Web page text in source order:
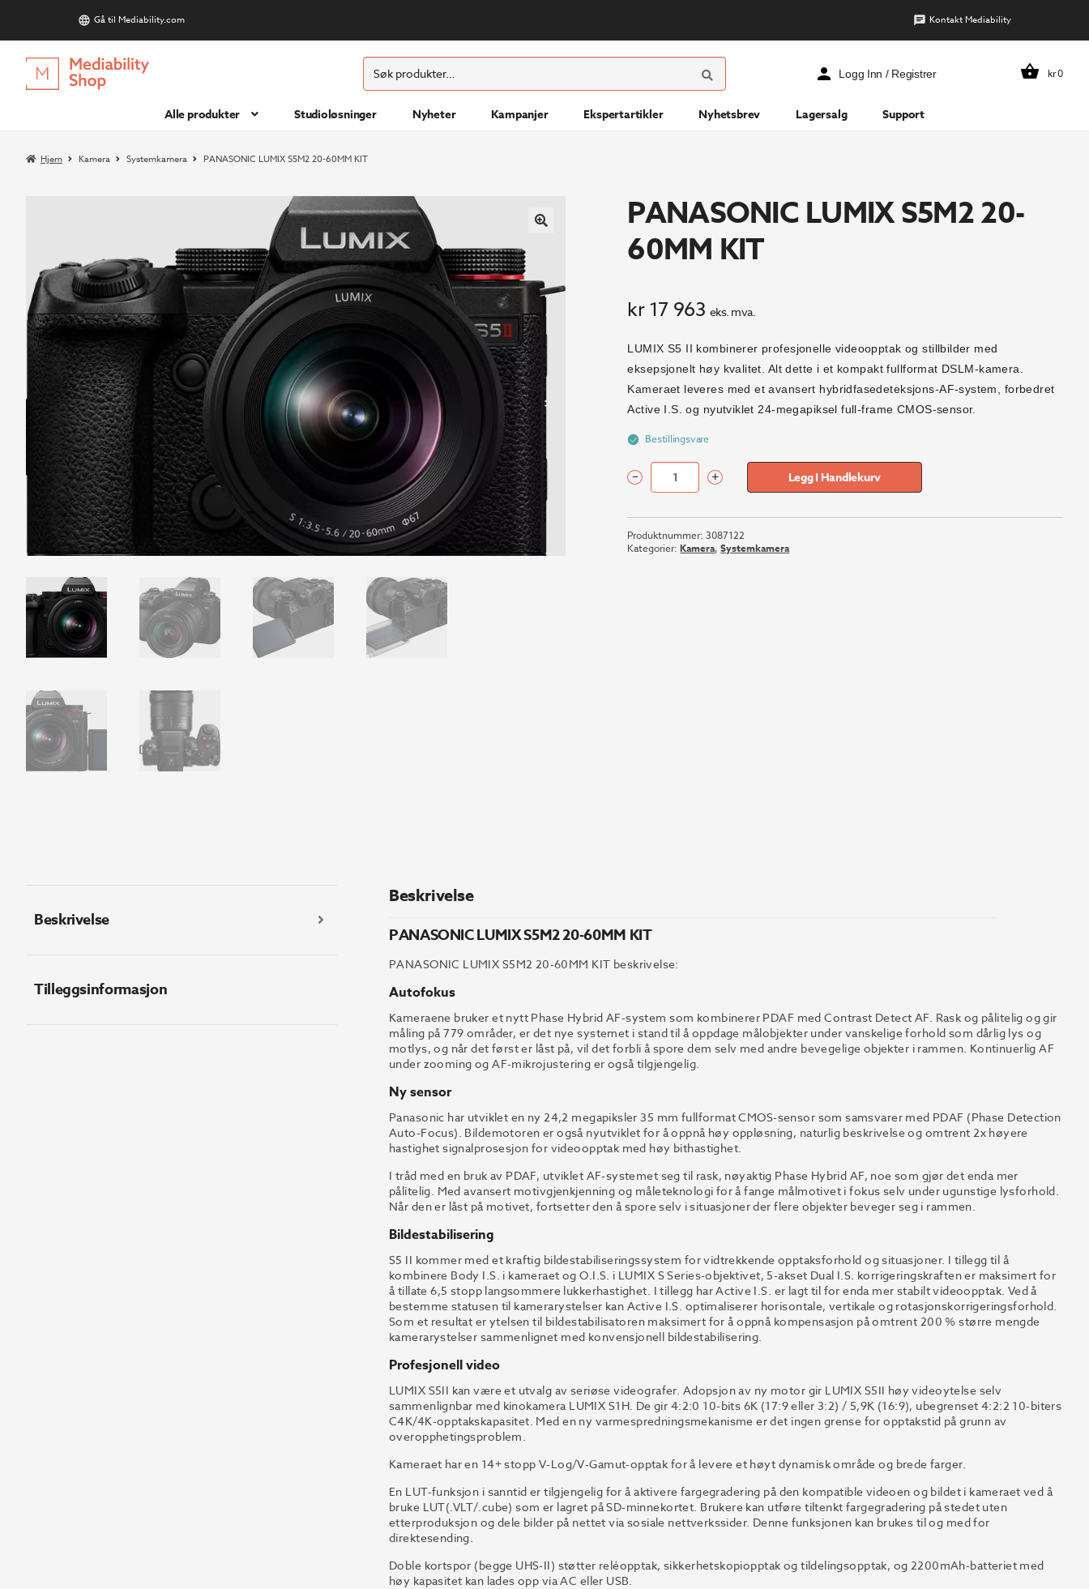
Gå til Mediability.com Kontakt Mediability
Hopp
til
Hopp
til
Søk
etter:
SØK
Logg Inn / Registrer kr0
Alle produkter Studioløsninger Nyheter Kampanjer Ekspertartikler Nyhetsbrev Lagersalg Support
Hjem Kamera Systemkamera PANASONIC LUMIX S5M2 20-60MM KIT
PANASONIC LUMIX S5M2 20-
60MM KIT
kr17 963 eks. mva.
LUMIX S5 II kombinerer profesjonelle videoopptak og stillbilder med
eksepsjonelt høy kvalitet. Alt dette i et kompakt fullformat DSLM-kamera.
Kameraet leveres med et avansert hybridfasedeteksjons-AF-system, forbedret
Active I.S. og nyutviklet 24-megapiksel full-frame CMOS-sensor.
Bestillingsvare
PANASONIC
S5M2
20-
60MM
– + Legg I Handlekurv
Produktnummer:3087122
Kategorier:Kamera,Systemkamera
Beskrivelse
Tilleggsinformasjon
Beskrivelse
PANASONIC LUMIX S5M2 20-60MM KIT
PANASONIC LUMIX S5M2 20-60MM KIT beskrivelse:
Autofokus
Kameraene bruker et nytt Phase Hybrid AF-system som kombinerer PDAF med Contrast Detect AF. Rask og pålitelig og gir
måling på 779 områder, er det nye systemet i stand til å oppdage målobjekter under vanskelige forhold som dårlig lys og
motlys, og når det først er låst på, vil det forbli å spore dem selv med andre bevegelige objekter i rammen. Kontinuerlig AF
under zooming og AF-mikrojustering er også tilgjengelig.
Ny sensor
Panasonic har utviklet en ny 24,2 megapiksler 35 mm fullformat CMOS-sensor som samsvarer med PDAF (Phase Detection
Auto-Focus). Bildemotoren er også nyutviklet for å oppnå høy oppløsning, naturlig beskrivelse og omtrent 2x høyere
hastighet signalprosesjon for videoopptak med høy bithastighet.
I tråd med en bruk av PDAF, utviklet AF-systemet seg til rask, nøyaktig Phase Hybrid AF, noe som gjør det enda mer
pålitelig. Med avansert motivgjenkjenning og måleteknologi for å fange målmotivet i fokus selv under ugunstige lysforhold.
Når den er låst på motivet, fortsetter den å spore selv i situasjoner der flere objekter beveger seg i rammen.
Bildestabilisering
S5 II kommer med et kraftig bildestabiliseringssystem for vidtrekkende opptaksforhold og situasjoner. I tillegg til å
kombinere Body I.S. i kameraet og O.I.S. i LUMIX S Series-objektivet, 5-akset Dual I.S. korrigeringskraften er maksimert for
å tillate 6,5 stopp langsommere lukkerhastighet. I tillegg har Active I.S. er lagt til for enda mer stabilt videoopptak. Ved å
bestemme statusen til kamerarystelser kan Active I.S. optimaliserer horisontale, vertikale og rotasjonskorrigeringsforhold.
Som et resultat er ytelsen til bildestabilisatoren maksimert for å oppnå kompensasjon på omtrent 200 % større mengde
kamerarystelser sammenlignet med konvensjonell bildestabilisering.
Profesjonell video
LUMIX S5II kan være et utvalg av seriøse videografer. Adopsjon av ny motor gir LUMIX S5II høy videoytelse selv
sammenlignbar med kinokamera LUMIX S1H. De gir 4:2:0 10-bits 6K (17:9 eller 3:2) / 5,9K (16:9), ubegrenset 4:2:2 10-biters
C4K/4K-opptakskapasitet. Med en ny varmespredningsmekanisme er det ingen grense for opptakstid på grunn av
overopphetingsproblem.
Kameraet har en 14+ stopp V-Log/V-Gamut-opptak for å levere et høyt dynamisk område og brede farger.
En LUT-funksjon i sanntid er tilgjengelig for å aktivere fargegradering på den kompatible videoen og bildet i kameraet ved å
bruke LUT(.VLT/.cube) som er lagret på SD-minnekortet. Brukere kan utføre tiltenkt fargegradering på stedet uten
etterproduksjon og dele bilder på nettet via sosiale nettverkssider. Denne funksjonen kan brukes til og med for
direktesending.
Doble kortspor (begge UHS-II) støtter reléopptak, sikkerhetskopiopptak og tildelingsopptak, og 2200mAh-batteriet med
høy kapasitet kan lades opp via AC eller USB.